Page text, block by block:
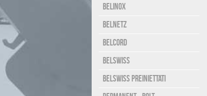
Belinox
Belnetz
Belcord
Belswiss
Belswiss preiniettati